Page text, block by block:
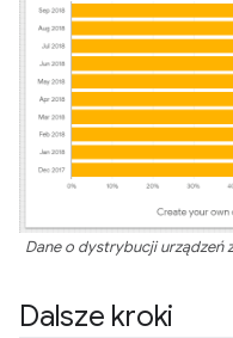
Dane o dystrybucji urządzeń
Dalsze kroki